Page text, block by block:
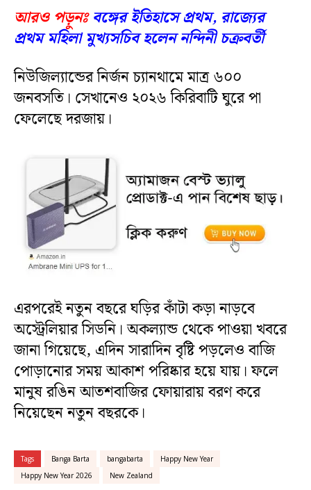
আরও পড়ুনঃ বঙ্গের ইতিহাসে প্রথম, রাজ্যের
প্রথম মহিলা মুখ্যসচিব হলেন নন্দিনী চক্রবর্তী
নিউজিল্যান্ডের নির্জন চ্যানথামে মাত্র ৬০০
জনবসতি। সেখানেও ২০২৬ কিরিবাটি ঘুরে পা
ফেলেছে দরজায়।
এরপরেই নতুন বছরে ঘড়ির কাঁটা কড়া নাড়বে
অস্ট্রেলিয়ার সিডনি। অকল্যান্ড থেকে পাওয়া খবরে
জানা গিয়েছে, এদিন সারাদিন বৃষ্টি পড়লেও বাজি
পোড়ানোর সময় আকাশ পরিষ্কার হয়ে যায়। ফলে
মানুষ রঙিন আতশবাজির ফোয়ারায় বরণ করে
নিয়েছেন নতুন বছরকে।
Tags Banga Barta bangabarta
Happy New Year
Happy New Year 2026
New Zealand